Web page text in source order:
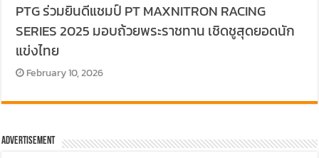
PTG ร่วมยินดีแชมป์ PT MAXNITRON RACING
SERIES 2025 มอบถ้วยพระราชทาน เชิดชูสุดยอดนัก
แข่งไทย
February 10, 2026
Advertisement